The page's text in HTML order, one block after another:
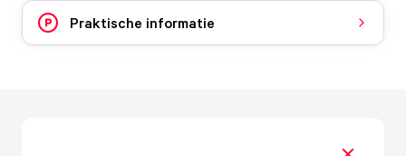
Praktische informatie